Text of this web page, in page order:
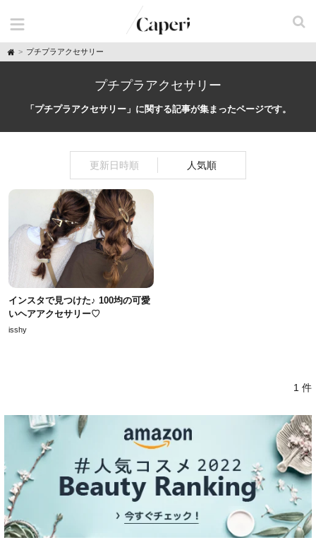
H
o
プチプラアクセサリー
プチプラアクセサリー
「プチプラアクセサリー」に関する記事が集まったページです。
更新日時順 人気順
インスタで見つけた♪ 100均の可愛
いヘアアクセサリー♡
isshy
1 件